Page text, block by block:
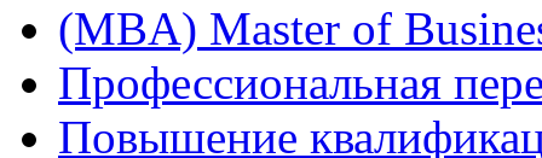
(MBA) Master of
Профессиональная
Повышение